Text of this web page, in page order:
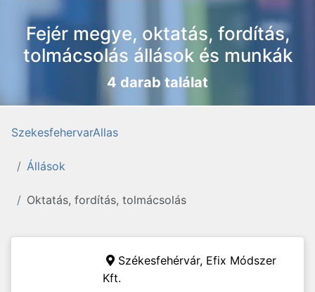
Fejér megye, oktatás, fordítás,
tolmácsolás állások és munkák
4 darab találat
SzekesfehervarAllas
Állások
Oktatás, fordítás, tolmácsolás
Székesfehérvár, Efix Módszer
Kft.